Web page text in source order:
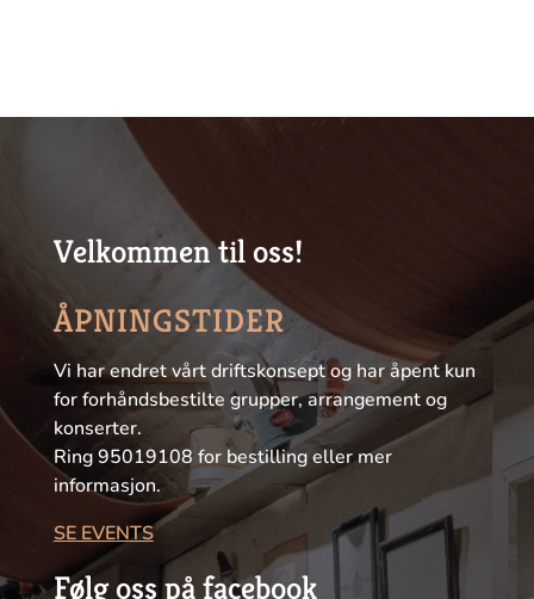
Velkommen til oss!
ÅPNINGSTIDER
Vi har endret vårt driftskonsept og har åpent kun
for forhåndsbestilte grupper, arrangement og
konserter.
Ring 95019108 for bestilling eller mer
informasjon.
SE EVENTS
Følg oss på facebook